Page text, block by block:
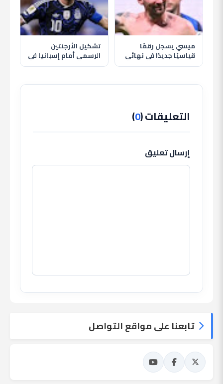
ميسي يسجل رقمًا
قياسيًا جديدًا في نهائي
كأس العالم 2026 أمام
تشكيل الأرجنتين
الرسمي أمام إسبانيا في
نهائي كأس العالم
التانجو
التعليقات (0
)
إرسال تعليق
تابعنا على مواقع التواصل